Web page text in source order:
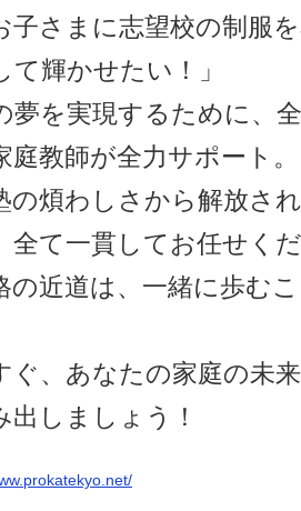
子さまに志望校の制服
て輝かせたい！」
夢を実現するために、
庭教師が全力サポート。
の煩わしさから解放さ
全て一貫してお任せく
の近道は、一緒に歩む
ぐ、あなたの家庭の未
出しましょう！